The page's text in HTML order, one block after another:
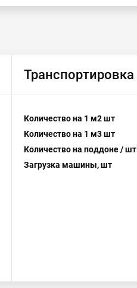
Транспортировка
Количество на 1 м2 шт
Количество на 1 м3 шт
Количество на поддоне / шт
Загрузка машины, шт